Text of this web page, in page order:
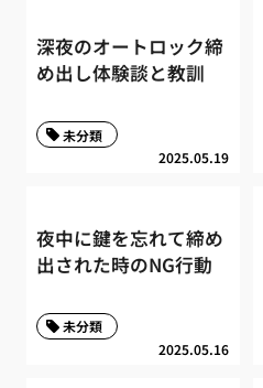
深夜のオートロック締
め出し体験談と教訓
2025.05.19
未分類
夜中に鍵を忘れて締め
出された時のNG行動
2025.05.16
未分類